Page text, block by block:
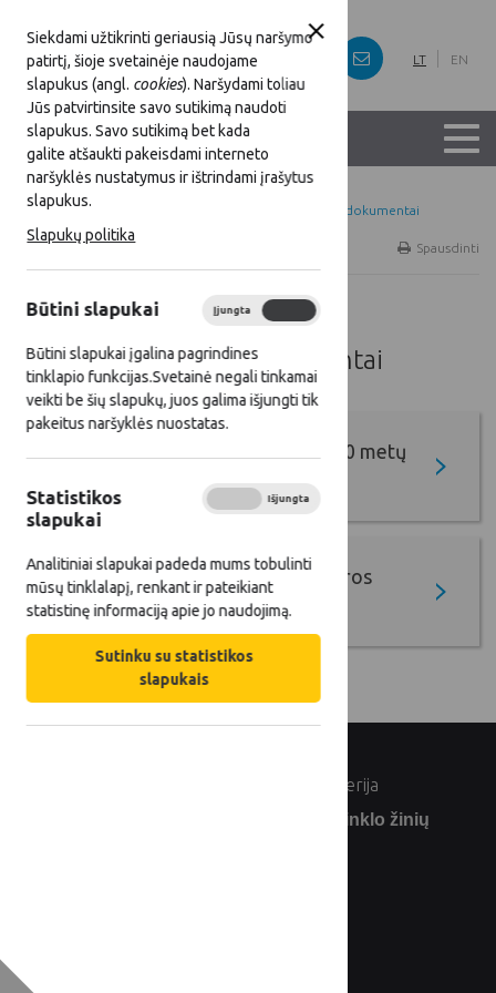
Siekdami užtikrinti geriausią Jūsų naršymo
patirtį, šioje svetainėje naudojame
slapukus (angl. cookies). Naršydami toliau
Jūs patvirtinsite savo sutikimą naudoti
slapukus. Savo sutikimą bet kada
galite atšaukti pakeisdami interneto
naršyklės nustatymus ir ištrindami įrašytus
slapukus.
Slapukų politika
Būtini slapukai Įjungta
Būtini slapukai įgalina pagrindines
tinklapio funkcijas.Svetainė negali tinkamai
veikti be šių slapukų, juos galima išjungti tik
pakeitus naršyklės nuostatas.
Statistikos
slapukai
Išjungta
Analitiniai slapukai padeda mums tobulinti
mūsų tinklalapį, renkant ir pateikiant
statistinę informaciją apie jo naudojimą.
Sutinku su statistikos
slapukais
LT EN
Titulinis Svarbiausi LKT veiklą reglamentuojantys dokumentai
Spausdinti
Svarbiausi LKT veiklą
reglamentuojantys dokumentai
Lietuvos kaimo plėtros 2014–2020 metų
Lietuvos žemės ūkio ir kaimo plėtros
2023–2027 m. strateginis planas
© Lietuvos Respublikos žemės ūkio ministerija
Užsiprenumeruokite Lietuvos kaimo tinklo žinių